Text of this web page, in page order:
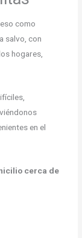
como
salvo, con
hogares,
en el
cerca de